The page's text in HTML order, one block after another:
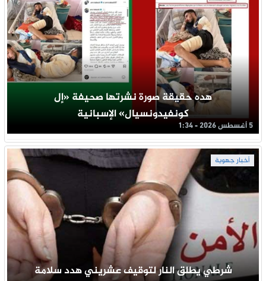
هده حقيقة صورة نشرتها صحيفة «إل
كونفيدونسيال» الإسبانية
5 أغسطس 2026 - 1:34
أخبار جهوية
شرطي يطلق النار لتوقيف عشريني هدد سلامة